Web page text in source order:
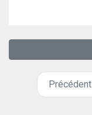
Précédent